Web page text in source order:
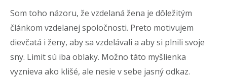
Som toho názoru, že vzdelaná žena je dôležitým
článkom vzdelanej spoločnosti. Preto motivujem
dievčatá i ženy, aby sa vzdelávali a aby si plnili svoje
sny. Limit sú iba oblaky. Možno táto myšlienka
vyznieva ako klišé, ale nesie v sebe jasný odkaz.